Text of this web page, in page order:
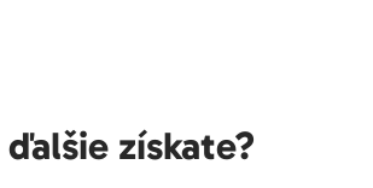
získate?